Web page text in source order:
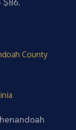
$86.
County